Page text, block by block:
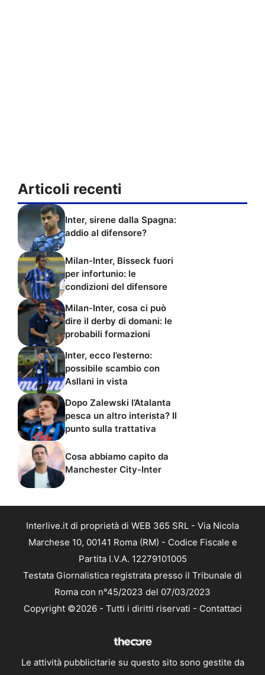
Articoli recenti
Inter, sirene dalla Spagna:
addio al difensore?
Milan-Inter, Bisseck fuori
per infortunio: le
condizioni del difensore
Milan-Inter, cosa ci può
dire il derby di domani: le
probabili formazioni
Inter, ecco l’esterno:
possibile scambio con
Asllani in vista
Dopo Zalewski l’Atalanta
pesca un altro interista? Il
punto sulla trattativa
Cosa abbiamo capito da
Manchester City-Inter
Interlive.it di proprietà di WEB 365 SRL - Via Nicola
Marchese 10, 00141 Roma (RM) - Codice Fiscale e
Partita I.V.A. 12279101005
Testata Giornalistica registrata presso il Tribunale di
Roma con n°45/2023 del 07/03/2023
Copyright ©2026 - Tutti i diritti riservati - Contattaci
Le attività pubblicitarie su questo sito sono gestite da